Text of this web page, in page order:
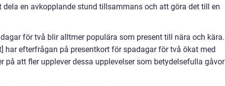
en avkopplande stund tillsammans och att göra det till en
för två blir alltmer populära som present till nära och kära.
har efterfrågan på presentkort för spadagar för två ökat med
på att fler upplever dessa upplevelser som betydelsefulla gåvor